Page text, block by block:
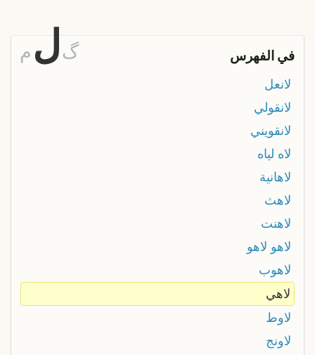
في الفهرس گل م
لانعل
لانقولي
لانقويني
لاه لياه
لاهانية
لاهث
لاهنت
لاهو لاهو
لاهوب
لاهي
لاوط
لاونج